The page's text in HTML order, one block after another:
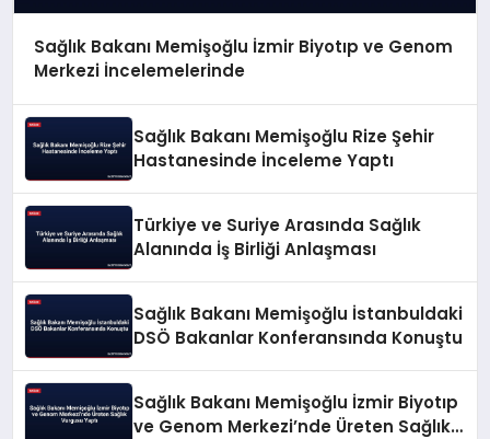
Sağlık Bakanı Memişoğlu İzmir Biyotıp ve Genom
Merkezi İncelemelerinde
Sağlık Bakanı Memişoğlu Rize Şehir
Hastanesinde İnceleme Yaptı
Türkiye ve Suriye Arasında Sağlık
Alanında İş Birliği Anlaşması
Sağlık Bakanı Memişoğlu İstanbuldaki
DSÖ Bakanlar Konferansında Konuştu
Sağlık Bakanı Memişoğlu İzmir Biyotıp
ve Genom Merkezi’nde Üreten Sağlık